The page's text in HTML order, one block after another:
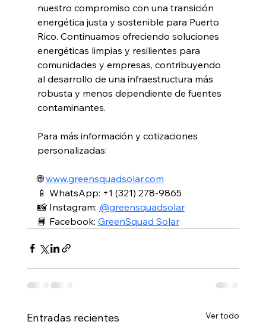
nuestro compromiso con una transición
energética justa y sostenible para Puerto
Rico. Continuamos ofreciendo soluciones
energéticas limpias y resilientes para
comunidades y empresas, contribuyendo
al desarrollo de una infraestructura más
robusta y menos dependiente de fuentes
contaminantes.
Para más información y cotizaciones
personalizadas:
🌐 www.greensquadsolar.com
📱 WhatsApp: +1 (321) 278-9865
📸 Instagram: @greensquadsolar
📘 Facebook: GreenSquad Solar
Entradas recientes Ver todo